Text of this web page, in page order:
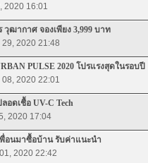
2020 16:01
วุฒากาศ จองเพียง 3,999 บาท
2020 21:48
PULSE 2020 โปรแรงสุดในรอบปี
2020 22:01
ดเชื้อ UV-C Tech
2020 17:04
พื่อนมาซื้อบ้าน รับค่าแนะนำ
2020 22:42